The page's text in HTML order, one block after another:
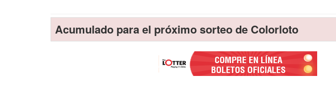
Acumulado para el próximo sorteo de Colorloto